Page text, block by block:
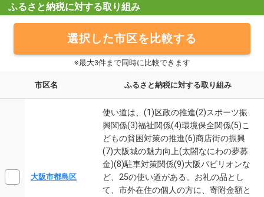
ふるさと納税に対する取り組み
選択した市区を比較する
※最大3件まで同時に比較できます
市区名 ふるさと納税に対する取り組み
大阪市都島区
使い道は、(1)区政の推進(2)スポーツ振
興関係(3)福祉関係(4)環境保全関係(5)こ
どもの貧困対策の推進(6)商店街の振興
(7)大阪城の魅力向上(太閤なにわの夢募
金)(8)駐車対策関係(9)大阪パビリオンな
ど、25の使い道がある。お礼の品とし
て、市外在住の個人の方に、寄附金額と